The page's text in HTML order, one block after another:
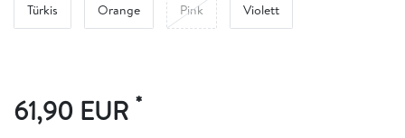
Türkis Orange Pink Violett
61,90 EUR *